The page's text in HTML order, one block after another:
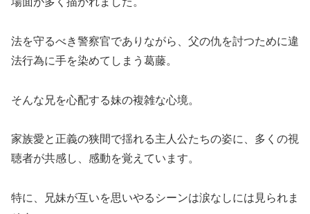
法を守るべき警察官でありながら、父の仇を討つために違
法行為に手を染めてしまう葛藤。
そんな兄を心配する妹の複雑な心境。
家族愛と正義の狭間で揺れる主人公たちの姿に、多くの視
聴者が共感し、感動を覚えています。
特に、兄妹が互いを思いやるシーンは涙なしには見られま